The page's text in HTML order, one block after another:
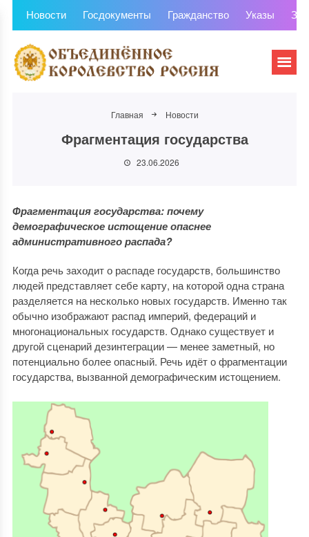
Новости Госдокументы Гражданство Указы
Главная Новости
Фрагментация государства
23.06.2026
Фрагментация государства: почему
демографическое истощение опаснее
административного распада?
Когда речь заходит о распаде государств, большинство
людей представляет себе карту, на которой одна страна
разделяется на несколько новых государств. Именно так
обычно изображают распад империй, федераций и
многонациональных государств. Однако существует и
другой сценарий дезинтеграции — менее заметный, но
потенциально более опасный. Речь идёт о фрагментации
государства, вызванной демографическим истощением.